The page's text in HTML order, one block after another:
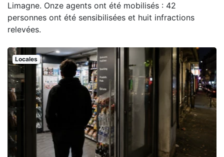
Limagne. Onze agents ont été mobilisés : 42
personnes ont été sensibilisées et huit infractions
relevées.
Locales